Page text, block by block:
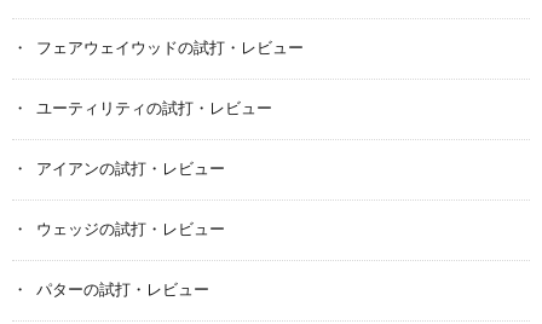
フェアウェイウッドの試打・レビュー
ユーティリティの試打・レビュー
アイアンの試打・レビュー
ウェッジの試打・レビュー
パターの試打・レビュー